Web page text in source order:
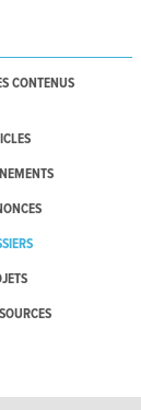
CONTENUS